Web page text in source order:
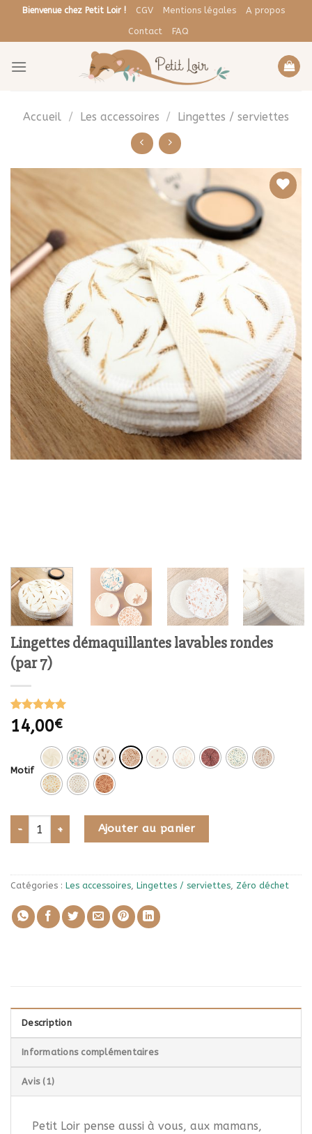
content
Bienvenue chez Petit Loir ! CGV Mentions légales
A propos
Contact
FAQ
Accueil / Les accessoires / Lingettes / serviettes
Ajouter
à la liste
de
souhaits
Lingettes démaquillantes lavables rondes
(par 7)
Noté5.00
sur 5 basé
1
14,00€
Motif
quantité de Lingettes démaquillantes lavables rondes (par 7)
Ajouter au panier
Catégories : Les accessoires, Lingettes / serviettes, Zéro déchet
Description
Informations complémentaires
Avis (1)
Petit Loir pense aussi à vous, aux mamans,